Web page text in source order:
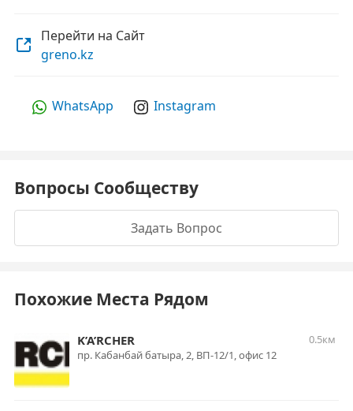
Перейти на Сайт
greno.kz
WhatsApp Instagram
Вопросы Сообществу
Задать Вопрос
Похожие Места Рядом
K’A’RCHER
0.5км
пр. Кабанбай батыра, 2, ВП-12/1, офис 12